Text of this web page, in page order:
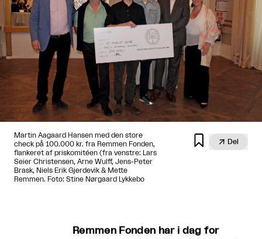
Martin Aagaard Hansen med den store
check på 100.000 kr. fra Remmen Fonden,
flankeret af priskomitéen (fra venstre: Lars
Seier Christensen, Arne Wulff, Jens-Peter
Brask, Niels Erik Gjerdevik & Mette
Remmen. Foto: Stine Nørgaard Lykkebo
  Del
Remmen Fonden har i dag for